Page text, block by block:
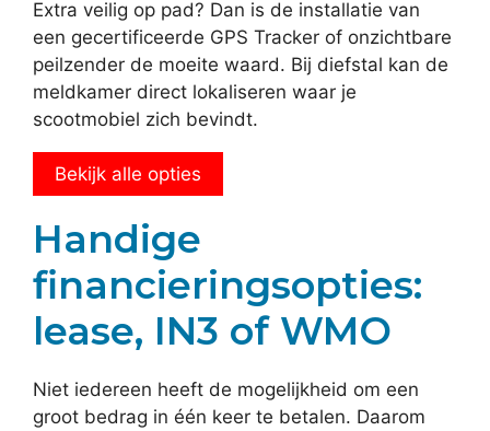
Extra veilig op pad? Dan is de installatie van
een gecertificeerde GPS Tracker of onzichtbare
peilzender de moeite waard. Bij diefstal kan de
meldkamer direct lokaliseren waar je
scootmobiel zich bevindt.
Bekijk alle opties
Handige
financieringsopties:
lease, IN3 of WMO
Niet iedereen heeft de mogelijkheid om een
groot bedrag in één keer te betalen. Daarom